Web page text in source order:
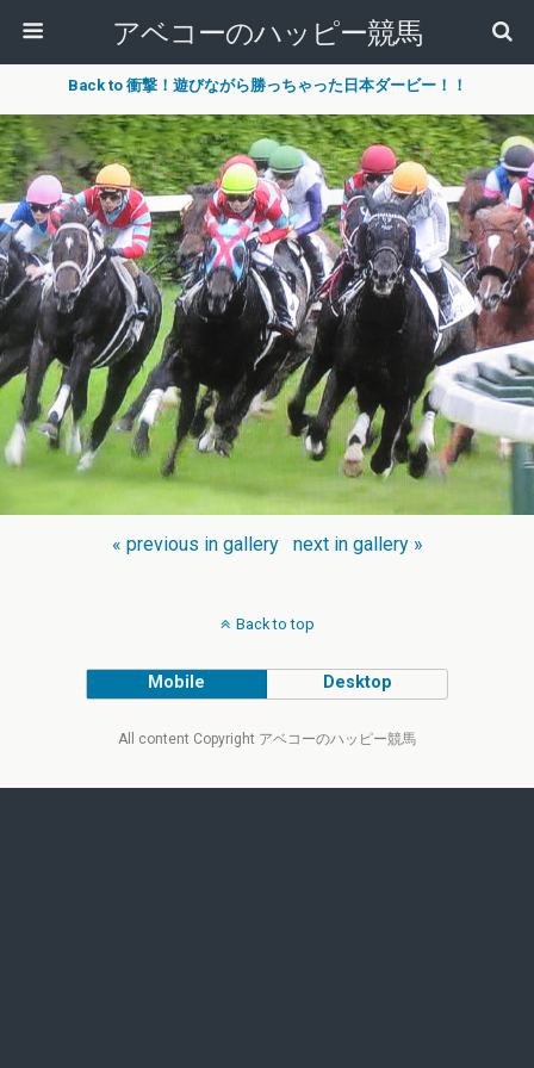
アベコーのハッピー競馬
Back to 衝撃！遊びながら勝っちゃった日本ダービー！！
« previous in gallery next in gallery »
Back to top
Mobile Desktop
All content Copyright アベコーのハッピー競馬